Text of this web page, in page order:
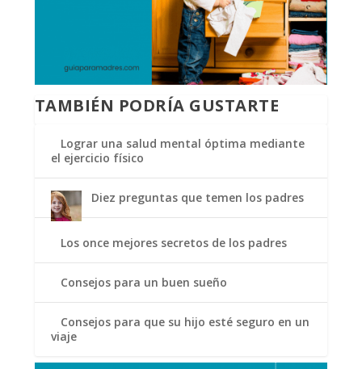
TAMBIÉN PODRÍA GUSTARTE
Lograr una salud mental óptima mediante
el ejercicio físico
Diez preguntas que temen los padres
Los once mejores secretos de los padres
Consejos para un buen sueño
Consejos para que su hijo esté seguro en un
viaje